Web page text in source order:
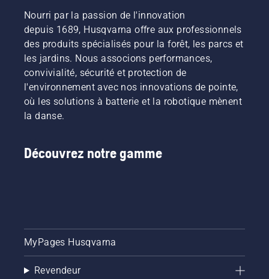
autour
du
guide-
chaîne
sans
friction.
Cela
prolonge
la durée
chaîne et
de la
courte
vidéo
pour
savoir
vidangée
de deux
façons
dans
cette
vidéo.
Nourri par la passion de l'innovation
depuis 1689, Husqvarna offre aux professionnels
des produits spécialisés pour la forêt, les parcs et
les jardins. Nous associons performances,
convivialité, sécurité et protection de
l'environnement avec nos innovations de pointe,
où les solutions à batterie et la robotique mènent
la danse.
Découvrez notre gamme
MyPages Husqvarna
Revendeur